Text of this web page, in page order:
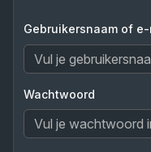
Gebruikersnaam of
Wachtwoord